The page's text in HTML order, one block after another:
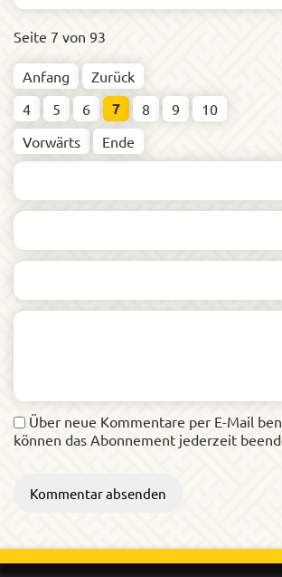
Seite 7 von 93
Anfang
Zurück
4
5 6 7 8 9
10
Vorwärts
Ende
Über neue Kommentare per E-Mail
können das Abonnement jederzeit
Kommentar absenden